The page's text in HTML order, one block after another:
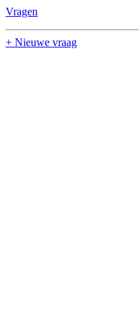
Vragen
+ Nieuwe vraag